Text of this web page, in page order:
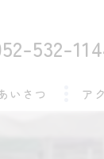
532-
いさつ ア